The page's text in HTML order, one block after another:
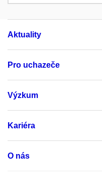
Aktuality
Pro uchazeče
Výzkum
Kariéra
O nás